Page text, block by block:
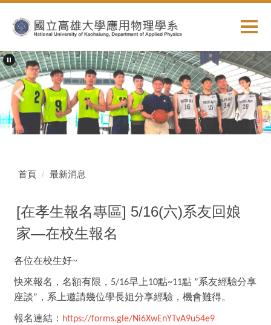
到
要
內
容
區
首頁 最新消息
[在孝生報名專區] 5/16(六)系友回娘
家—在校生報名
各位在校生好~
快來報名，名額有限， 5/16早上10點~11點”系友經驗分享
座談” ，系上邀請幾位學長姐分享經驗，機會難得。
報名連結： https://forms.gle/Ni6XwEnYTvA9u54e9